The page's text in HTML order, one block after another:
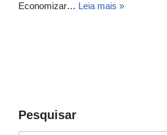
Economizar… Leia mais »
Pesquisar